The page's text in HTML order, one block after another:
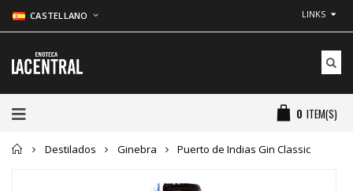
CASTELLANO LINKS
0 ITEM(S)
Inicio
Destilados Ginebra Puerto de Indias Gin Classic